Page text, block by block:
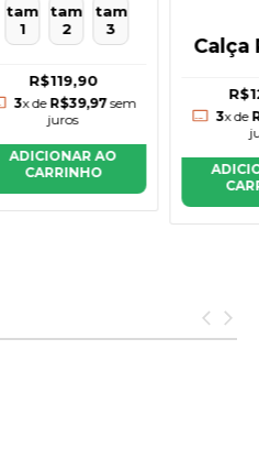
tam
1
tam
2
tam
3
R$119,90
3x de R$39,97sem
juros
ADICIONAR AO
CARRINHO
Calça
3x de